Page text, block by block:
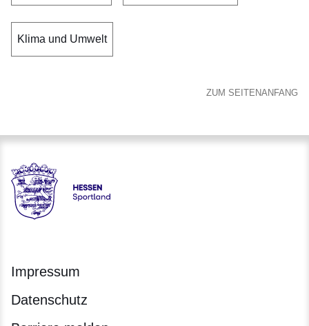
Klima und Umwelt
ZUM SEITENANFANG
Hessen - Landesprogramm SPORTLAND HESSEN bewegt
Impressum
Datenschutz